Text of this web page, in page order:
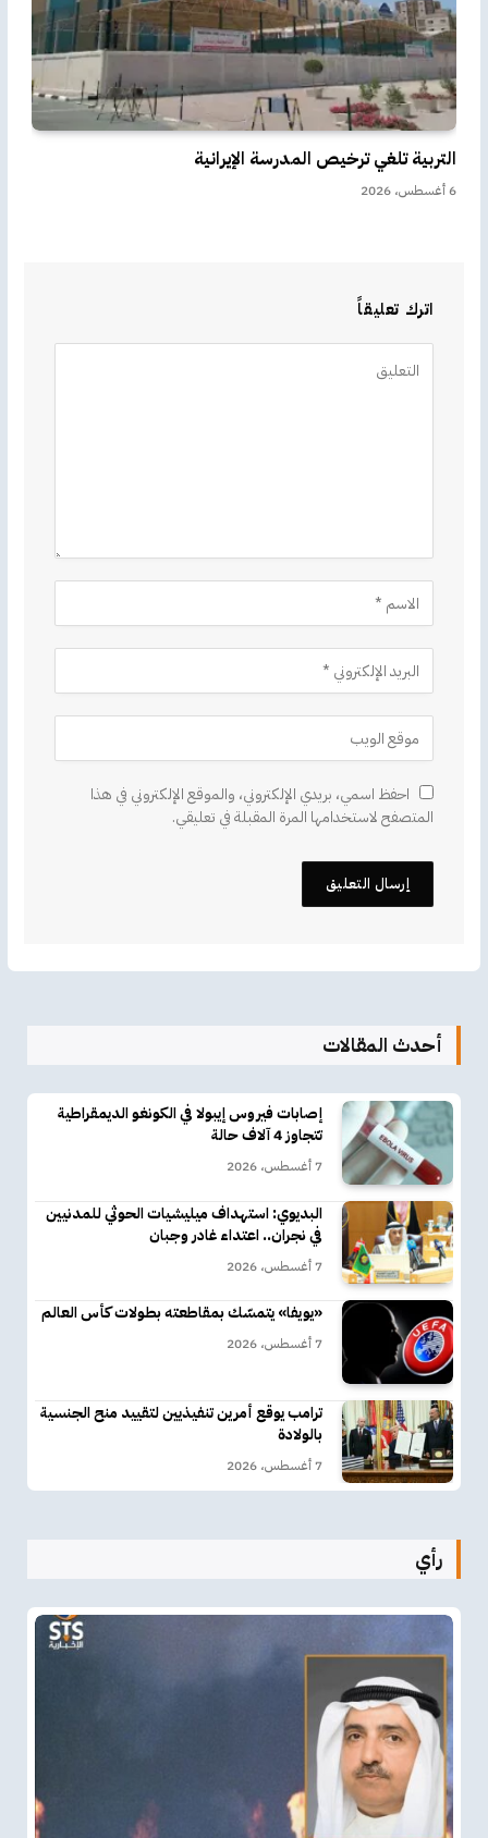
التربية تلغي ترخيص المدرسة الإيرانية
6 أغسطس، 2026
اترك تعليقاً
احفظ اسمي، بريدي الإلكتروني، والموقع الإلكتروني في هذا
المتصفح لاستخدامها المرة المقبلة في تعليقي.
أحدث المقالات
إصابات فيروس إيبولا في الكونغو الديمقراطية
تتجاوز 4 آلاف حالة
7 أغسطس، 2026
البديوي: استهداف ميليشيات الحوثي للمدنيين
في نجران.. اعتداء غادر وجبان
7 أغسطس، 2026
«يويفا» يتمسّك بمقاطعته بطولات كأس العالم
7 أغسطس، 2026
ترامب يوقع أمرين تنفيذيين لتقييد منح الجنسية
بالولادة
7 أغسطس، 2026
رأي